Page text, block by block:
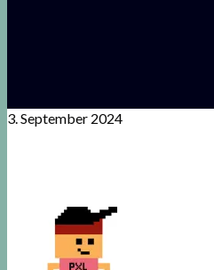
3. September 2024